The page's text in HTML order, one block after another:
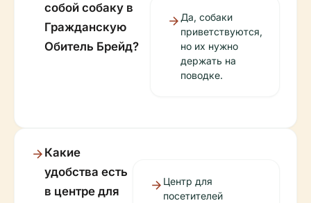
собой собаку в
Гражданскую
Обитель Брейд?
Да, собаки
приветствуются,
но их нужно
держать на
поводке.
Какие
удобства есть
в центре для
Центр для
посетителей